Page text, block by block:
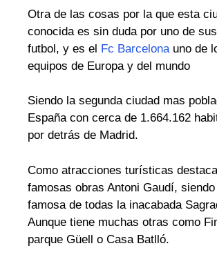
Otra de las cosas por la que esta
conocida es sin duda por uno de
futbol, y es el Fc Barcelonauno de
equipos de Europa y del mundo
Siendo la segunda ciudad mas
España con cerca de 1.664.162
por detrás de Madrid.
Como atracciones turísticas
famosas obras Antoni Gaudí,
famosa de todas la inacabada
Aunque tiene muchas otras como
parque Güell o Casa Batlló.